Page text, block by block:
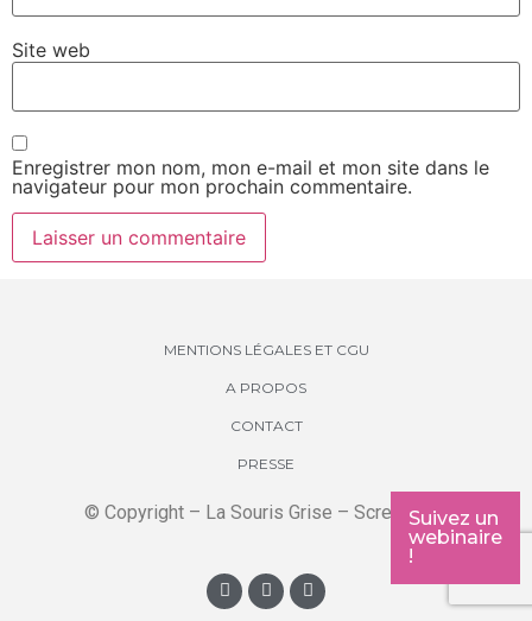
Suivez un
webinaire
!
Site web
Enregistrer mon nom, mon e-mail et mon site dans le
navigateur pour mon prochain commentaire.
MENTIONS LÉGALES ET CGU
A PROPOS
CONTACT
PRESSE
© Copyright – La Souris Grise – Screenkids